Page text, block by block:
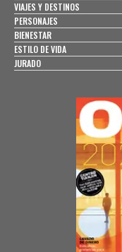
VIAJES Y DESTINOS
PERSONAJES
BIENESTAR
ESTILO DE VIDA
JURADO